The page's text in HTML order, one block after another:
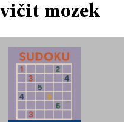
mozek